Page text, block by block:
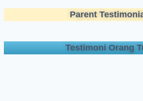
Parent
Testimoni Orang